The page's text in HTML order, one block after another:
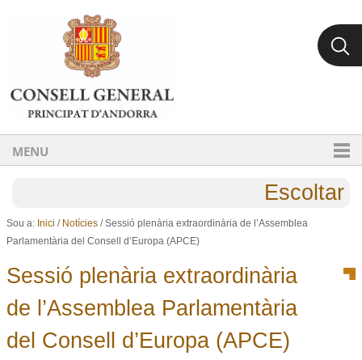
Ves al contingut.
Salta a la navegació
MENU
Escoltar
Sou a: Inici / Notícies /Sessió plenària extraordinària de l’Assemblea
Parlamentària del Consell d’Europa (APCE)
Sessió plenària extraordinària
de l’Assemblea Parlamentària
del Consell d’Europa (APCE)